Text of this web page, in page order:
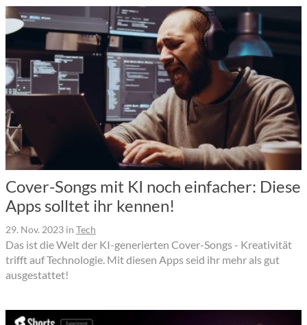
Cover-Songs mit KI noch einfacher: Diese
Apps solltet ihr kennen!
29. Nov. 2023 in Tech
Das ist die Welt der KI-generierten Cover-Songs - Kreativität
trifft auf Technologie. Mit diesen Apps seid ihr mehr als gut
ausgestattet!